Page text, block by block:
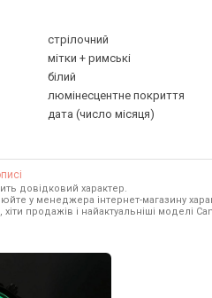
стрілочний
мітки + римські
білий
люмінесцентне покриття
дата (число місяця)
довідковий характер.
у менеджера інтернет-магазину
продажів і найактуальніші моделі